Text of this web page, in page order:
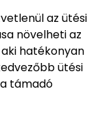
az ütési
növelheti az
hatékonyan
ütési
támadó